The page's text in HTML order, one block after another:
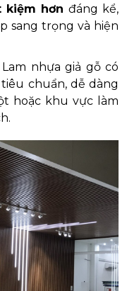
kiệm hơn đáng kể,
sang trọng và hiện
Lam nhựa giả gỗ có
chuẩn, dễ dàng
hoặc khu vực làm